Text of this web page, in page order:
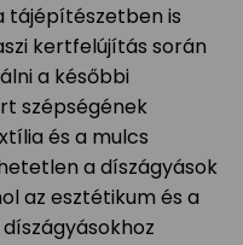
tájépítészetben is
kertfelújítás során
a későbbi
szépségének
és a mulcs
a díszágyások
az esztétikum és a